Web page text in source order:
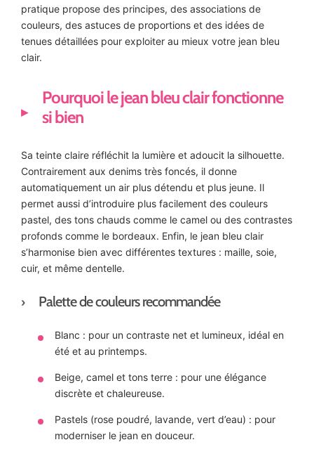
pratique propose des principes, des associations de
couleurs, des astuces de proportions et des idées de
tenues détaillées pour exploiter au mieux votre jean bleu
clair.
Pourquoi le jean bleu clair fonctionne
si bien
Sa teinte claire réfléchit la lumière et adoucit la silhouette.
Contrairement aux denims très foncés, il donne
automatiquement un air plus détendu et plus jeune. Il
permet aussi d’introduire plus facilement des couleurs
pastel, des tons chauds comme le camel ou des contrastes
profonds comme le bordeaux. Enfin, le jean bleu clair
s’harmonise bien avec différentes textures : maille, soie,
cuir, et même dentelle.
Palette de couleurs recommandée
Blanc : pour un contraste net et lumineux, idéal en
été et au printemps.
Beige, camel et tons terre : pour une élégance
discrète et chaleureuse.
Pastels (rose poudré, lavande, vert d’eau) : pour
moderniser le jean en douceur.